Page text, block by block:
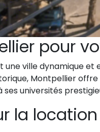
pour
une ville dynamique
Montpellier offre
universités
la location